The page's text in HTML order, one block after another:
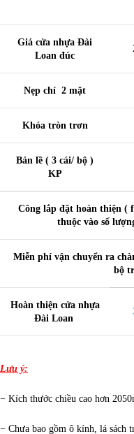
Giá cửa nhựa Đài
Loan đúc
Nẹp chỉ 2 mặt
Khóa tròn trơn
Bản lề ( 3 cái/ bộ )
KP
Công lắp đặt hoàn thiện (
thuộc vào số
Miễn phí vận chuyển ra
bộ
Hoàn thiện cửa nhựa
Đài Loan
Lưu ý:
− Kích thước chiều cao hơn
− Chưa bao gồm ô kính, lá sách